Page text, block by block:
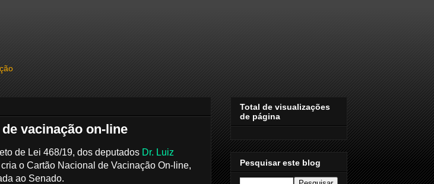
vacinação on-line
de Lei 468/19, dos deputados Dr. Luiz
cria o Cartão Nacional de Vacinação On-line,
ao Senado.
Total de visualizações
de página
Pesquisar este blog